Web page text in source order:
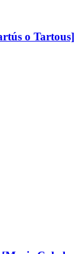
o Tartous]